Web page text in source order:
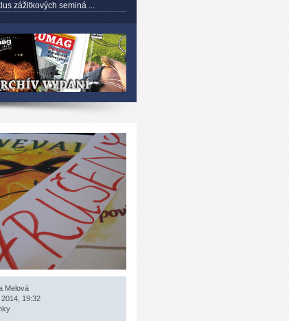
zážitkových seminá ...
Melová
2014, 19:32